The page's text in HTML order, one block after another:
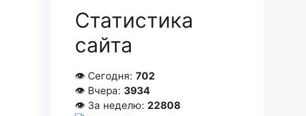
Статистика
сайта
👁 Сегодня: 702
👁 Вчера: 3934
👁 За неделю: 22808